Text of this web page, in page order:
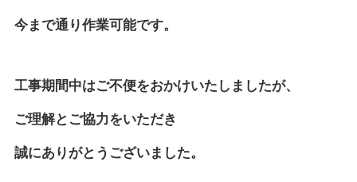
今まで通り作業可能です。
工事期間中はご不便をおかけいたしましたが、
ご理解とご協力をいただき
誠にありがとうございました。